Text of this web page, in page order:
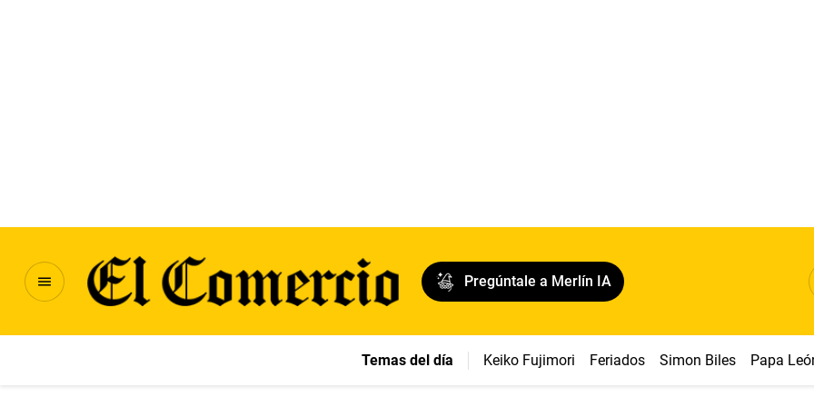
Pregúntale a Merlín IA
Temas del día Keiko Fujimori Feriados Simon Biles Papa